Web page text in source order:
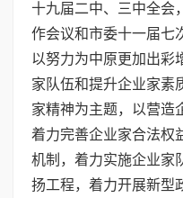
十九届二中、三中全会
作会议和市委十一届七
以努力为中原更加出彩
家队伍和提升企业家素
家精神为主题，以营造
着力完善企业家合法权
机制，着力实施企业家
扬工程，着力开展新型